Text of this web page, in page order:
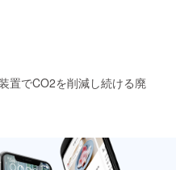
ターン
イテム
提供】
の項を
長過程
本体素
材：ス
み口の
形状
置でCO2を削減し続ける廃